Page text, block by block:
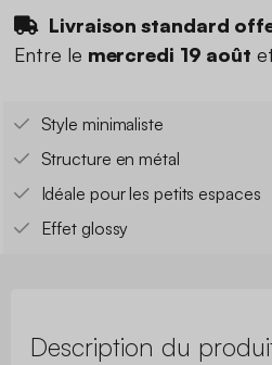
Livraison standard
Entre le mercredi 19 août
Style minimaliste
Structure en métal
Idéale pour les petits espaces
Effet glossy
Description du